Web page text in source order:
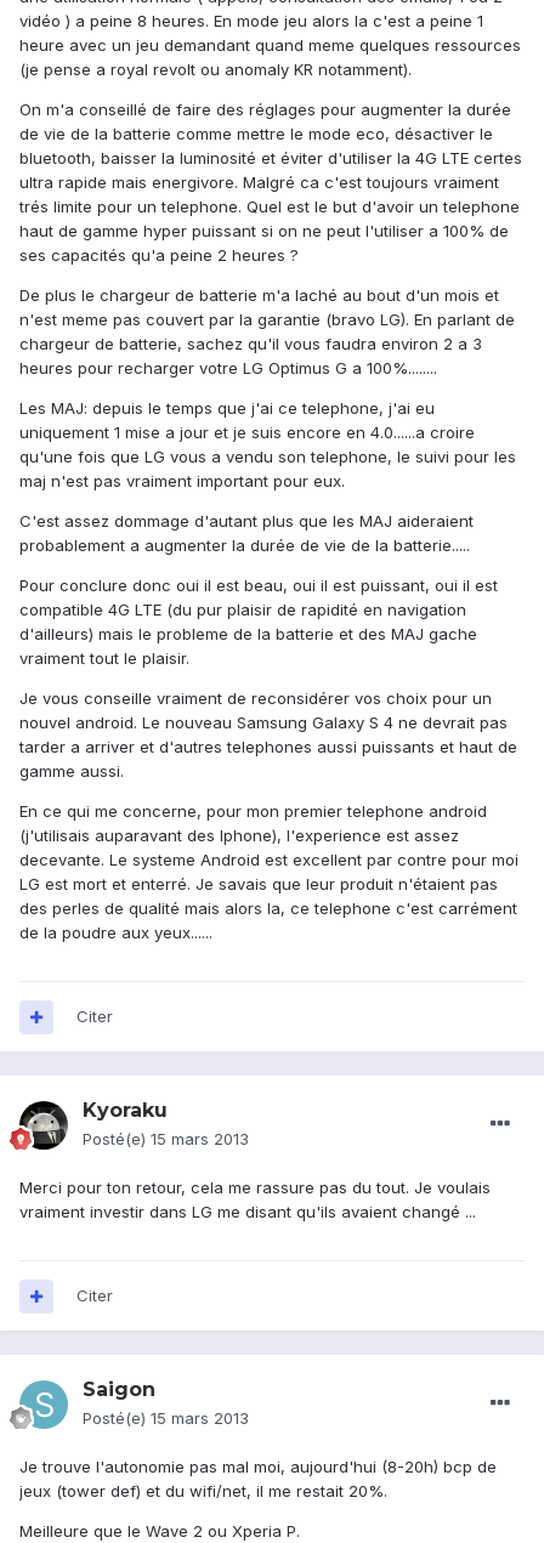
vidéo ) a peine 8 heures. En mode jeu alors la c'est a peine 1
heure avec un jeu demandant quand meme quelques ressources
(je pense a royal revolt ou anomaly KR notamment).
On m'a conseillé de faire des réglages pour augmenter la durée
de vie de la batterie comme mettre le mode eco, désactiver le
bluetooth, baisser la luminosité et éviter d'utiliser la 4G LTE certes
ultra rapide mais energivore. Malgré ca c'est toujours vraiment
trés limite pour un telephone. Quel est le but d'avoir un telephone
haut de gamme hyper puissant si on ne peut l'utiliser a 100% de
ses capacités qu'a peine 2 heures ?
De plus le chargeur de batterie m'a laché au bout d'un mois et
n'est meme pas couvert par la garantie (bravo LG). En parlant de
chargeur de batterie, sachez qu'il vous faudra environ 2 a 3
heures pour recharger votre LG Optimus G a 100%........
Les MAJ: depuis le temps que j'ai ce telephone, j'ai eu
uniquement 1 mise a jour et je suis encore en 4.0......a croire
qu'une fois que LG vous a vendu son telephone, le suivi pour les
maj n'est pas vraiment important pour eux.
C'est assez dommage d'autant plus que les MAJ aideraient
probablement a augmenter la durée de vie de la batterie.....
Pour conclure donc oui il est beau, oui il est puissant, oui il est
compatible 4G LTE (du pur plaisir de rapidité en navigation
d'ailleurs) mais le probleme de la batterie et des MAJ gache
vraiment tout le plaisir.
Je vous conseille vraiment de reconsidérer vos choix pour un
nouvel android. Le nouveau Samsung Galaxy S 4 ne devrait pas
tarder a arriver et d'autres telephones aussi puissants et haut de
gamme aussi.
En ce qui me concerne, pour mon premier telephone android
(j'utilisais auparavant des Iphone), l'experience est assez
decevante. Le systeme Android est excellent par contre pour moi
LG est mort et enterré. Je savais que leur produit n'étaient pas
des perles de qualité mais alors la, ce telephone c'est carrément
de la poudre aux yeux......
Citer
Kyoraku
Posté(e) 15 mars 2013
Merci pour ton retour, cela me rassure pas du tout. Je voulais
vraiment investir dans LG me disant qu'ils avaient changé ...
Citer
Saigon
Posté(e) 15 mars 2013
Je trouve l'autonomie pas mal moi, aujourd'hui (8-20h) bcp de
jeux (tower def) et du wifi/net, il me restait 20%.
Meilleure que le Wave 2 ou Xperia P.